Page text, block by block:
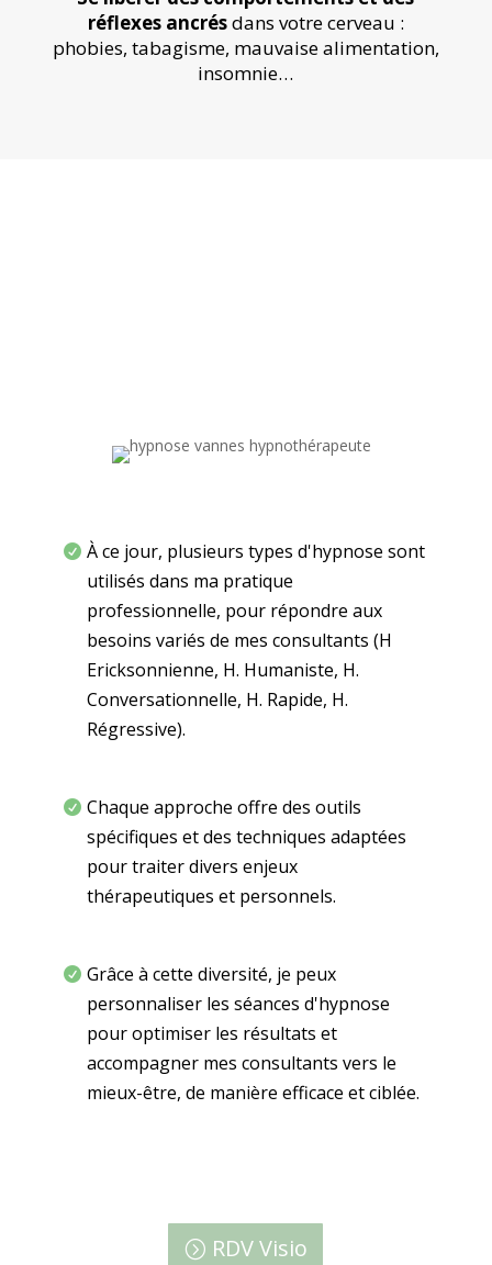
réflexes ancrésdans votre cerveau :
phobies, tabagisme, mauvaise alimentation,
insomnie…
À ce jour, plusieurs types d'hypnose sont
utilisés dans ma pratique
professionnelle, pour répondre aux
besoins variés de mes consultants (H
Ericksonnienne, H. Humaniste, H.
Conversationnelle, H. Rapide, H.
Régressive).
Chaque approche offre des outils
spécifiques et des techniques adaptées
pour traiter divers enjeux
thérapeutiques et personnels.
Grâce à cette diversité, je peux
personnaliser les séances d'hypnose
pour optimiser les résultats et
accompagner mes consultants vers le
mieux-être, de manière efficace et ciblée.
RDV Visio